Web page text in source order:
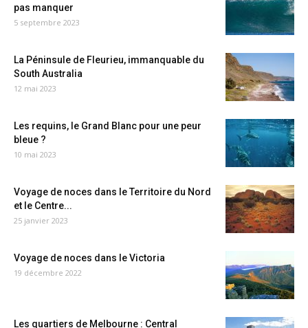
pas manquer
5 septembre 2023
La Péninsule de Fleurieu, immanquable du
South Australia
12 mai 2023
Les requins, le Grand Blanc pour une peur
bleue ?
10 mai 2023
Voyage de noces dans le Territoire du Nord
et le Centre...
25 janvier 2023
Voyage de noces dans le Victoria
19 décembre 2022
Les quartiers de Melbourne : Central